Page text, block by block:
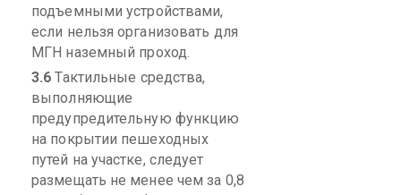
подъемными устройствами,
если нельзя организовать для
МГН наземный проход.
3.6 Тактильные средства,
выполняющие
предупредительную функцию
на покрытии пешеходных
путей на участке, следует
размещать не менее чем за 0,8